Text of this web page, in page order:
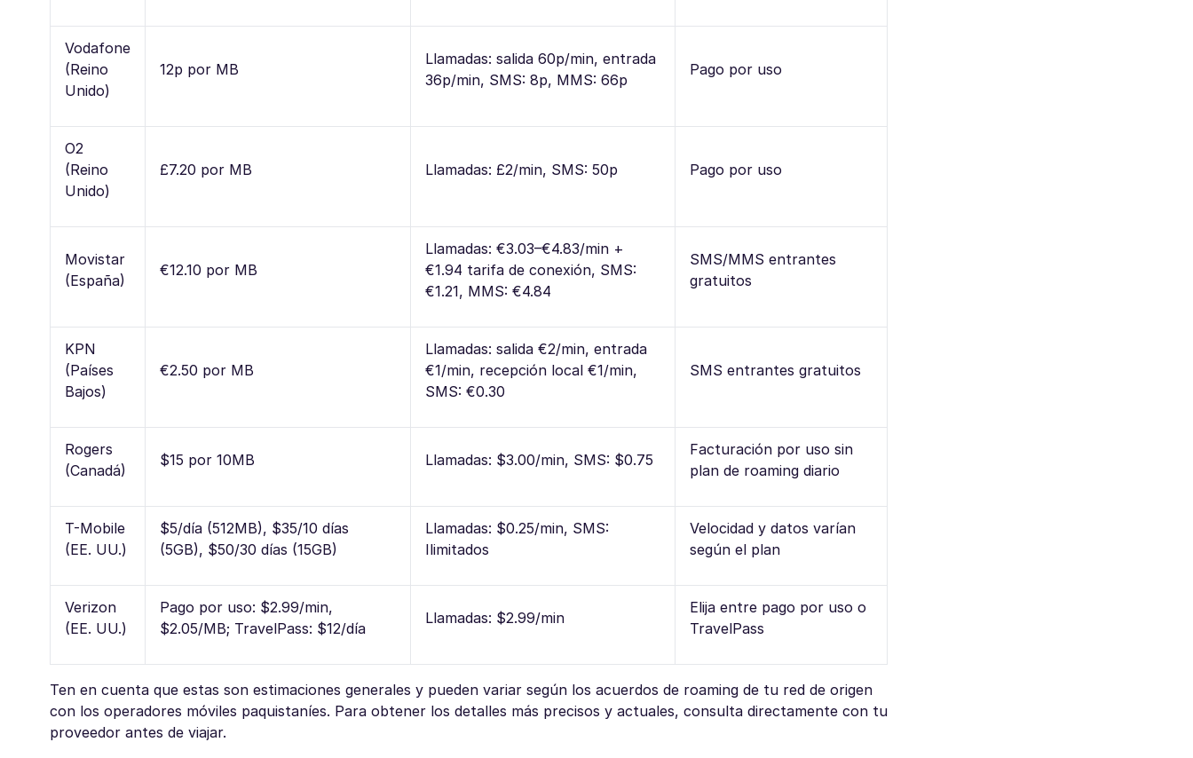
Vodafone
(Reino
Unido)
12p por MB
Llamadas: salida 60p/min, entrada
36p/min, SMS: 8p, MMS: 66p
Pago por uso
O2
(Reino
Unido)
£7.20 por MB Llamadas: £2/min, SMS: 50p Pago por uso
Movistar
(España)
€12.10 por MB
Llamadas: €3.03–€4.83/min +
€1.94 tarifa de conexión, SMS:
€1.21, MMS: €4.84
SMS/MMS entrantes
gratuitos
KPN
(Países
Bajos)
€2.50 por MB
Llamadas: salida €2/min, entrada
€1/min, recepción local €1/min,
SMS: €0.30
SMS entrantes gratuitos
Rogers
(Canadá)
$15 por 10MB Llamadas: $3.00/min, SMS: $0.75
Facturación por uso sin
plan de roaming diario
T-Mobile
(EE. UU.)
$5/día (512MB), $35/10 días
(5GB), $50/30 días (15GB)
Llamadas: $0.25/min, SMS:
Ilimitados
Velocidad y datos varían
según el plan
Verizon
(EE. UU.)
Pago por uso: $2.99/min,
$2.05/MB; TravelPass: $12/día
Llamadas: $2.99/min
Elija entre pago por uso o
TravelPass
Ten en cuenta que estas son estimaciones generales y pueden variar según los acuerdos de roaming de tu red de origen
con los operadores móviles paquistaníes. Para obtener los detalles más precisos y actuales, consulta directamente con tu
proveedor antes de viajar.